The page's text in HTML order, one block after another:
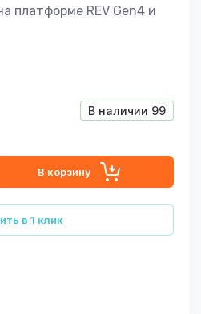
платформе REV Gen4 и
В наличии 99
В корзину
в 1 клик